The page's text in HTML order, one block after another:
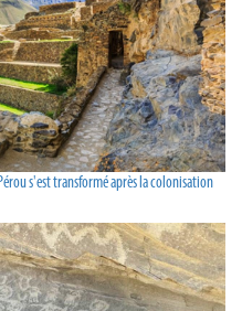
s'est transformé après la colonisation